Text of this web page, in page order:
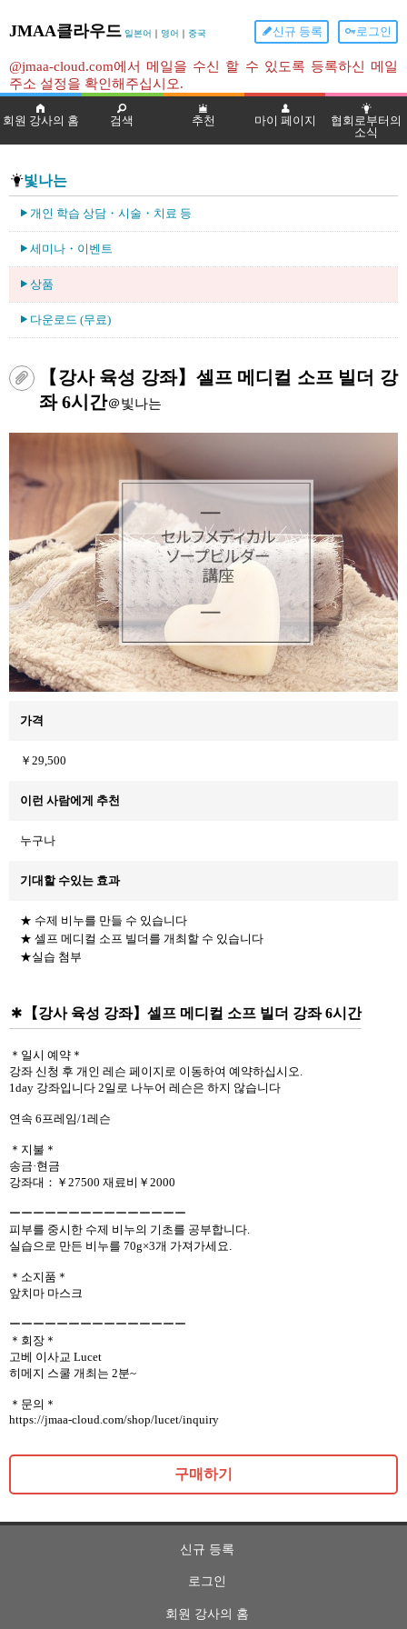
JMAA클라우드 일본어 ｜ 영어 ｜ 중국 로그인
신규 등록
@jmaa-cloud.com에서 메일을 수신 할 수 있도록 등록하신 메일
주소 설정을 확인해주십시오.
회원 강사의 홈 검색 추천 마이 페이지
협회로부터의
소식
빛나는
개인 학습 상담・시술・치료 등
세미나・이벤트
상품
다운로드 (무료)
【강사 육성 강좌】셀프 메디컬 소프 빌더 강
좌 6시간＠빛나는
가격
￥29,500
이런 사람에게 추천
누구나
기대할 수있는 효과
★ 수제 비누를 만들 수 있습니다
★ 셀프 메디컬 소프 빌더를 개최할 수 있습니다
★실습 첨부
【강사 육성 강좌】셀프 메디컬 소프 빌더 강좌 6시간
＊일시 예약＊
강좌 신청 후 개인 레슨 페이지로 이동하여 예약하십시오.
1day 강좌입니다 2일로 나누어 레슨은 하지 않습니다
연속 6프레임/1레슨
＊지불＊
송금·현금
강좌대：￥27500 재료비￥2000
ーーーーーーーーーーーーーーー
피부를 중시한 수제 비누의 기초를 공부합니다.
실습으로 만든 비누를 70g×3개 가져가세요.
＊소지품＊
앞치마 마스크
ーーーーーーーーーーーーーーー
＊회장＊
고베 이사교 Lucet
히메지 스쿨 개최는 2분~
＊문의＊
https://jmaa-cloud.com/shop/lucet/inquiry
구매하기
신규 등록
로그인
회원 강사의 홈